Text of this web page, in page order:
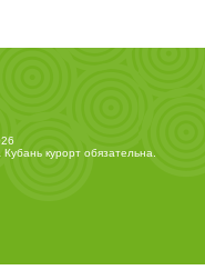
Кубань курорт обязательна.